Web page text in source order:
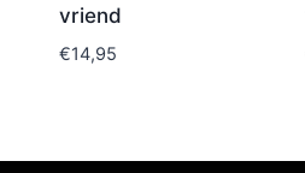
vriend
€14,95